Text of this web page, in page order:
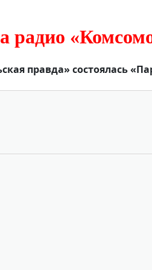
радио
правда» состоялась